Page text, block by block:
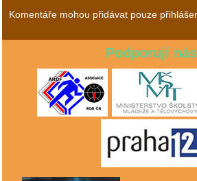
Komentáře mohou přidávat pouze
Podporují